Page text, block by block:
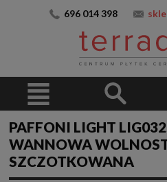
696 014 398
PAFFONI LIGHT
WANNOWA
SZCZOTKOWANA